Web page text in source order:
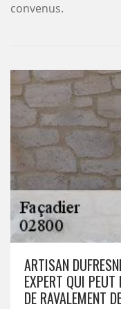
convenus.
ARTISAN
EXPERT QUI PEUT
DE RAVALEMENT